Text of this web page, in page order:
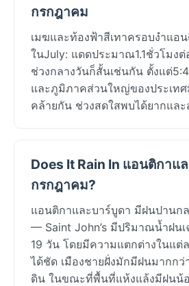
กรกฎาคม
เมฆและท้องฟ้าสีเทาครอบงำแอ
ในJuly: แดดประมาณ1.1ชั่วโมงต่
ช่วงกลางวันก็สั้นเช่นกัน ตั้งแต่
และภูมิภาคส่วนใหญ่ของประเท
คล้ายกัน ช่วงสดใสพบได้ยากแล
Does It Rain In แอนติกาแ
กรกฎาคม?
แอนติกาและบาร์บูดา มีฝนปานก
— Saint John’s มีปริมาณน้ำฝน
19 วัน โดยมีความแตกต่างในแต่
ได้ชัด เมืองชายฝั่งมักมีฝนมากกว่
ดิน ในขณะที่พื้นที่แห้งแล้งมีฝนน้